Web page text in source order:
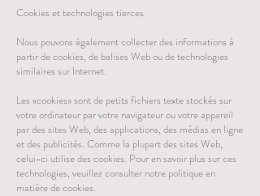
Cookies et technologies tierces
Nous pouvons également collecter des informations à
partir de cookies, de balises Web ou de technologies
similaires sur Internet.
Les «cookies» sont de petits fichiers texte stockés sur
votre ordinateur par votre navigateur ou votre appareil
par des sites Web, des applications, des médias en ligne
et des publicités. Comme la plupart des sites Web,
celui-ci utilise des cookies. Pour en savoir plus sur ces
technologies, veuillez consulter notre politique en
matière de cookies.